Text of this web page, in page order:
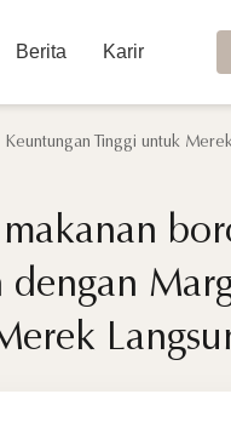
Berita Karir
Tinggi untuk
dengan
dengan